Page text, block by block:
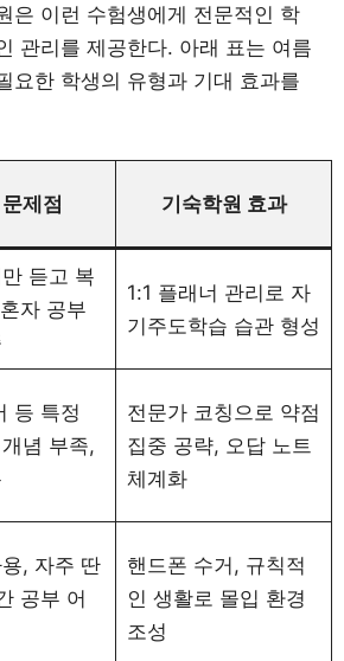
은 이런 수험생에게 전문적인 학
관리를 제공한다. 아래 표는 여름
요한 학생의 유형과 기대 효과를
제점 기숙학원 효과
듣고 복
자 공부
1:1 플래너 관리로 자
기주도학습 습관 형성
등 특정
념 부족,
전문가 코칭으로 약점
집중 공략, 오답 노트
체계화
, 자주 딴
공부 어
핸드폰 수거, 규칙적
인 생활로 몰입 환경
조성